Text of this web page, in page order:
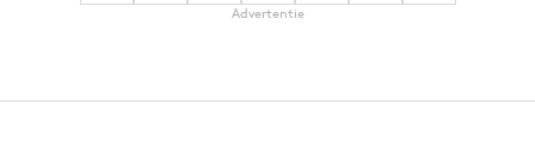
Advertentie